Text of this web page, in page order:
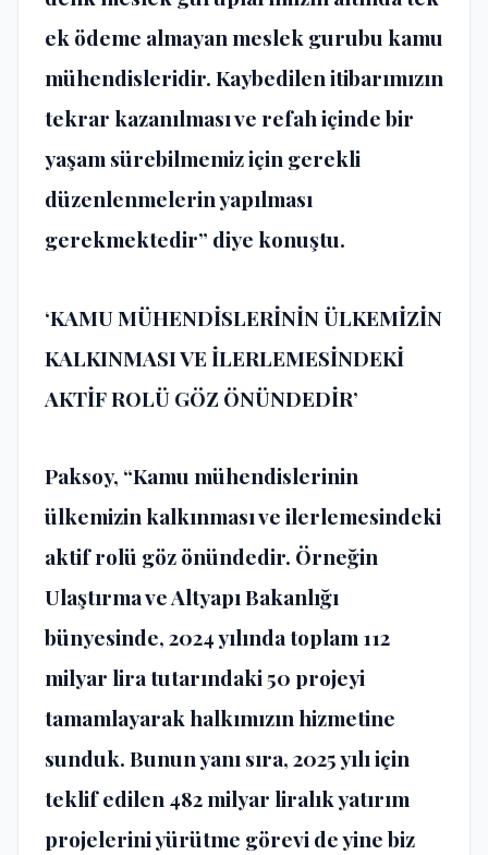
ek ödeme almayan meslek gurubu kamu
mühendisleridir. Kaybedilen itibarımızın
tekrar kazanılması ve refah içinde bir
yaşam sürebilmemiz için gerekli
düzenlenmelerin yapılması
gerekmektedir” diye konuştu.
‘KAMU MÜHENDİSLERİNİN ÜLKEMİZİN
KALKINMASI VE İLERLEMESİNDEKİ
AKTİF ROLÜ GÖZ ÖNÜNDEDİR’
Paksoy, “Kamu mühendislerinin
ülkemizin kalkınması ve ilerlemesindeki
aktif rolü göz önündedir. Örneğin
Ulaştırma ve Altyapı Bakanlığı
bünyesinde, 2024 yılında toplam 112
milyar lira tutarındaki 50 projeyi
tamamlayarak halkımızın hizmetine
sunduk. Bunun yanı sıra, 2025 yılı için
teklif edilen 482 milyar liralık yatırım
projelerini yürütme görevi de yine biz